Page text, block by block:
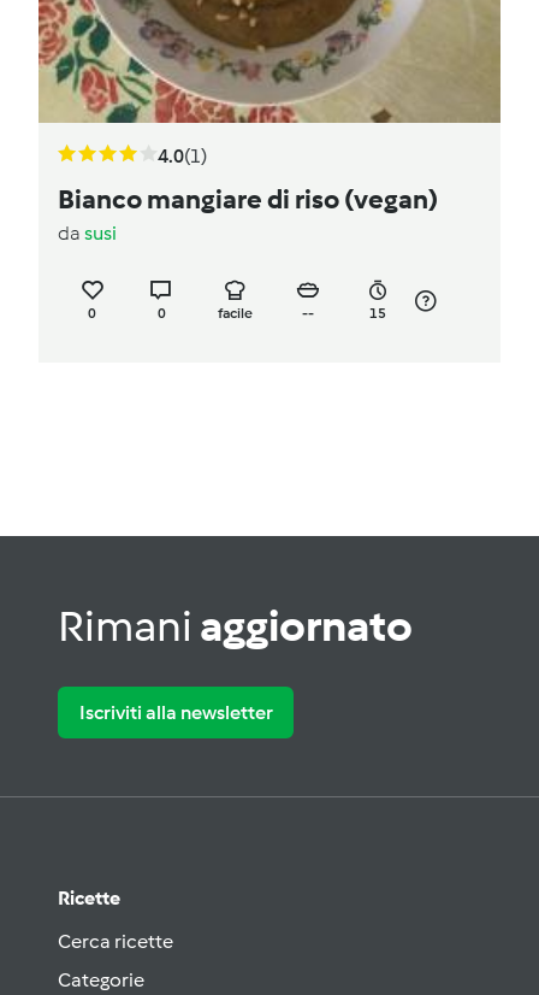
4.0(1)
Bianco mangiare di riso (vegan)
da susi
0 0 facile -- 15
Rimani aggiornato
Iscriviti alla newsletter
Ricette
Cerca ricette
Categorie